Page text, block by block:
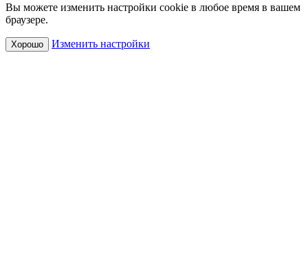
Вы можете изменить настройки cookie в любое время в вашем
браузере.
Хорошо Изменить настройки